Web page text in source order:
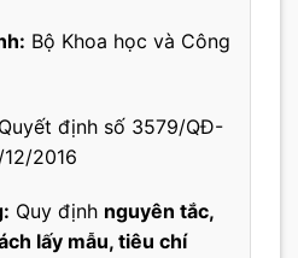
Bộ Khoa học và Công
Quyết định số 3579/QĐ-
2016
Quy định nguyên tắc,
lấy mẫu, tiêu chí